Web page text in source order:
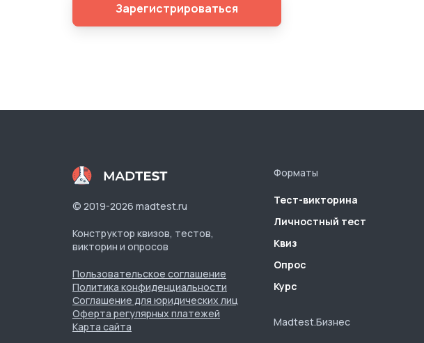
Зарегистрироваться
© 2019-2026 madtest.ru
Конструктор квизов, тестов,
викторин и опросов
Пользовательское соглашение
Политика конфиденциальности
Соглашение для юридических лиц
Оферта регулярных платежей
Карта сайта
Форматы
Тест-викторина
Личностный тест
Квиз
Опрос
Курс
Madtest.Бизнес